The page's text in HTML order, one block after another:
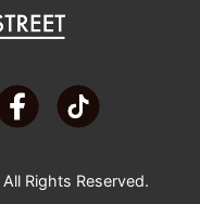
All Rights Reserved.